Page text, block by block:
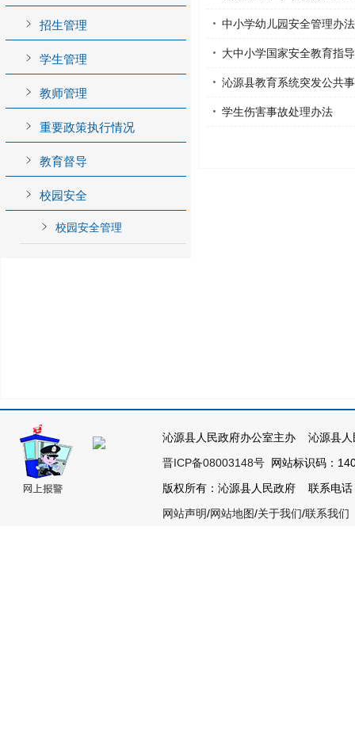
招生管理
学生管理
教师管理
重要政策执行情况
教育督导
校园安全
校园安全管理
中小学幼儿园安全管理办法
大中小学国家安全教育指
沁源县教育系统突发公共
学生伤害事故处理办法
沁源县人民政府办公室主办 沁源县
晋ICP备08003148号 网站标识码：
版权所有：沁源县人民政府 联系电
网站声明/网站地图/关于我们/联系我们